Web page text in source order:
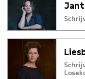
deed veel stof
In november 2021
waarna ze werd
Media Prijs en de
is haar literaire
Mensje van Keulenis